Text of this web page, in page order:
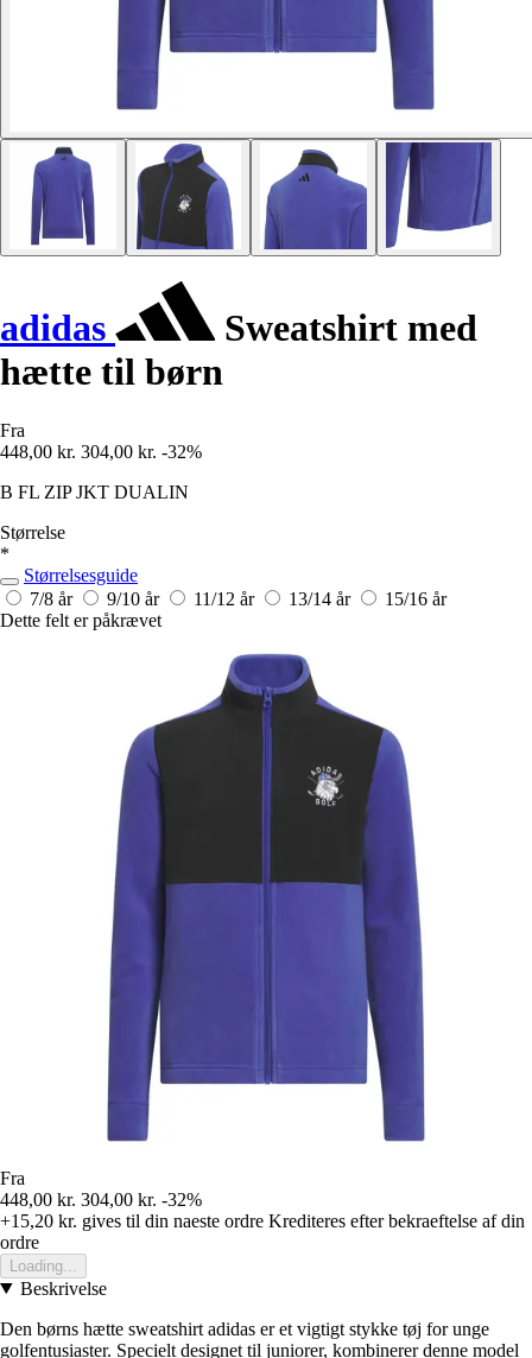
adidas
Sweatshirt med
hætte til børn
Fra
448,00 kr. 304,00 kr. -32%
B FL ZIP JKT DUALIN
Størrelse
*
Størrelsesguide
7/8 år
9/10 år 11/12 år 13/14 år
15/16 år
Dette felt er påkrævet
Fra
448,00 kr. 304,00 kr. -32%
+15,20 kr. gives til din naeste ordre Krediteres efter bekraeftelse af din
ordre
Loading...
Beskrivelse
Den børns hætte sweatshirt adidas er et vigtigt stykke tøj for unge
golfentusiaster. Specielt designet til juniorer, kombinerer denne model